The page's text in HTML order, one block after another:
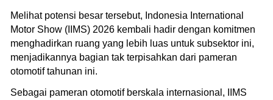
Melihat potensi besar tersebut, Indonesia International
Motor Show (IIMS) 2026 kembali hadir dengan komitmen
menghadirkan ruang yang lebih luas untuk subsektor ini,
menjadikannya bagian tak terpisahkan dari pameran
otomotif tahunan ini.
Sebagai pameran otomotif berskala internasional, IIMS